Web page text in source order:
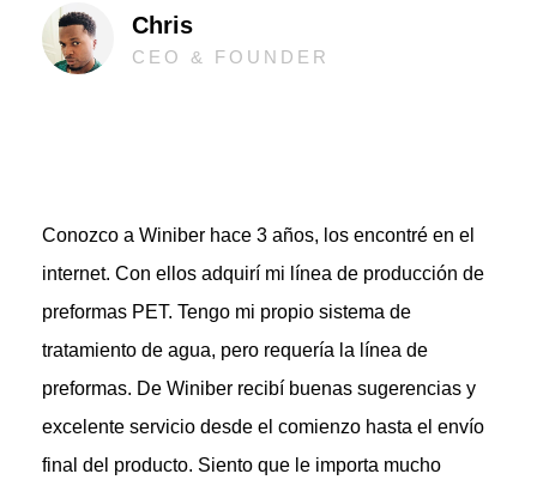
Chris
CEO & FOUNDER
Conozco a Winiber hace 3 años, los encontré en el
internet. Con ellos adquirí mi línea de producción de
preformas PET. Tengo mi propio sistema de
tratamiento de agua, pero requería la línea de
preformas. De Winiber recibí buenas sugerencias y
excelente servicio desde el comienzo hasta el envío
final del producto. Siento que le importa mucho